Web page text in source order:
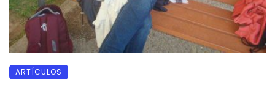
ARTÍCULOS